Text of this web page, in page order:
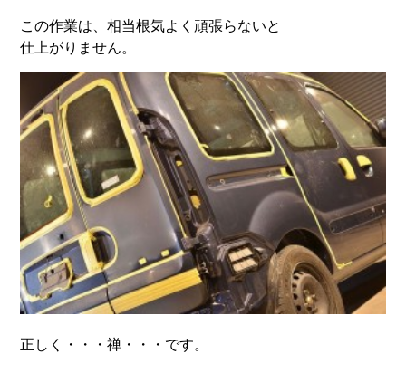
この作業は、相当根気よく頑張らないと
仕上がりません。
正しく・・・禅・・・です。